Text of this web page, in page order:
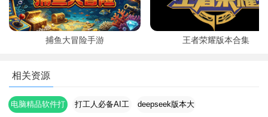
2025年3月23日中午在家中书写
捕鱼大冒险手游 王者荣耀版本合集
相关资源
电脑精品软件打
打工人必备AI工
deepseek版本大